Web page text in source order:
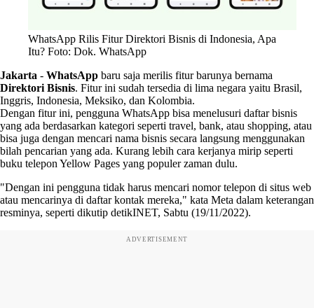
WhatsApp Rilis Fitur Direktori Bisnis di Indonesia, Apa
Itu? Foto: Dok. WhatsApp
Jakarta - WhatsApp baru saja merilis fitur barunya bernama
Direktori Bisnis. Fitur ini sudah tersedia di lima negara yaitu Brasil,
Inggris, Indonesia, Meksiko, dan Kolombia.
Dengan fitur ini, pengguna WhatsApp bisa menelusuri daftar bisnis
yang ada berdasarkan kategori seperti travel, bank, atau shopping, atau
bisa juga dengan mencari nama bisnis secara langsung menggunakan
bilah pencarian yang ada. Kurang lebih cara kerjanya mirip seperti
buku telepon Yellow Pages yang populer zaman dulu.
"Dengan ini pengguna tidak harus mencari nomor telepon di situs web
atau mencarinya di daftar kontak mereka," kata Meta dalam keterangan
resminya, seperti dikutip detikINET, Sabtu (19/11/2022).
ADVERTISEMENT